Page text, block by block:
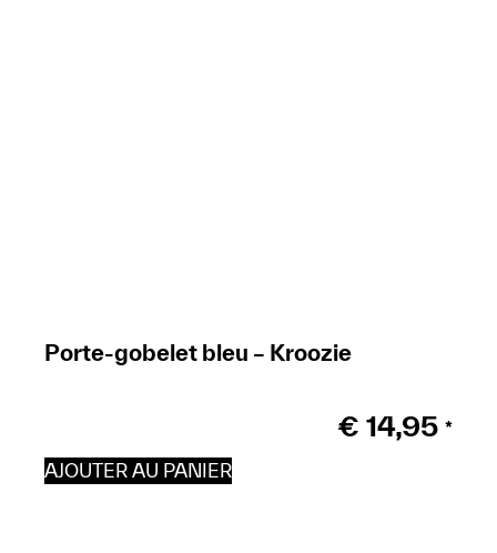
Porte-gobelet bleu – Kroozie
€ 14,95 *
AJOUTER AU PANIER